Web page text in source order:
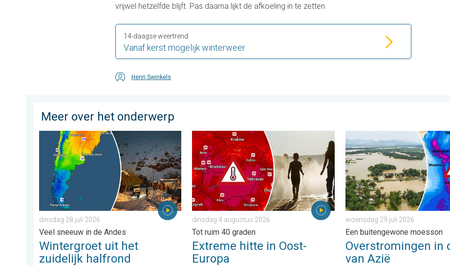
vrijwel hetzelfde blijft. Pas daarna lijkt de afkoeling in te zetten.
Vanaf kerst mogelijk winterweer
14-daagse weertrend
Henri Swinkels
Meer over het onderwerp
Wintergroet uit het zuidelijk halfrond. Veel sneeuw in de Andes. . . dinsdag 28 juli 2026
dinsdag 28 juli 2026
Veel sneeuw in de Andes
Wintergroet uit het
zuidelijk halfrond
Extreme hitte in Oost-Europa. Tot ruim 40 graden. . . dinsdag 4 augustus
dinsdag 4 augustus 2026
Tot ruim 40 graden
Extreme hitte in Oost-
Europa
Overstromingen in delen van
woensdag 29 juli 2026
Een buitengewone moesson
Overstromingen in
van Azië